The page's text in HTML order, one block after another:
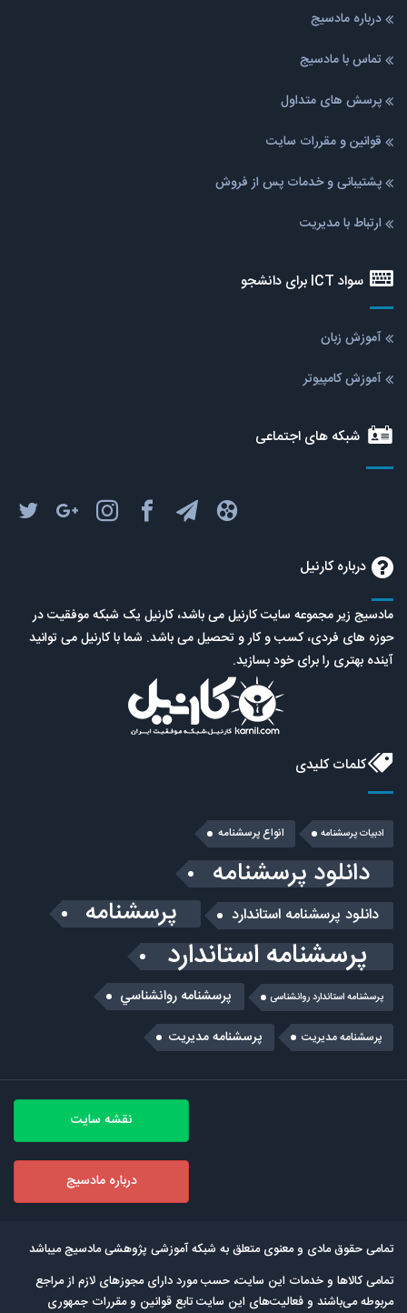
درباره مادسیج
تماس با مادسیج
پرسش های متداول
قوانین و مقررات سایت
پشتیبانی و خدمات پس از فروش
ارتباط با مدیریت
سواد ICT برای دانشجو
آموزش زبان
آموزش کامپیوتر
شبکه های اجتماعی
درباره کارنیل
مادسیج زیر مجموعه سایت کارنیل می باشد، کارنیل یک شبکه موفقیت در
حوزه های فردی، کسب و کار و تحصیل می باشد. شما با کارنیل می توانید
آینده بهتری را برای خود بسازید.
کلمات کلیدی
ادبیات پرسشنامه انواع پرسشنامه
دانلود پرسشنامه
دانلود پرسشنامه استاندارد پرسشنامه
پرسشنامه استاندارد
پرسشنامه استاندارد روانشناسی پرسشنامه روانشناسي
پرسشنامه مديريت پرسشنامه مدیریت
نقشه سایت
درباره مادسیج
تمامی حقوق مادی و معنوی متعلق به شبکه آموزشی پژوهشی مادسیج میباشد
تمامی كالاها و خدمات این سایت، حسب مورد دارای مجوزهای لازم از مراجع
مربوطه می‌باشند و فعالیت‌های این سایت تابع قوانین و مقررات جمهوری